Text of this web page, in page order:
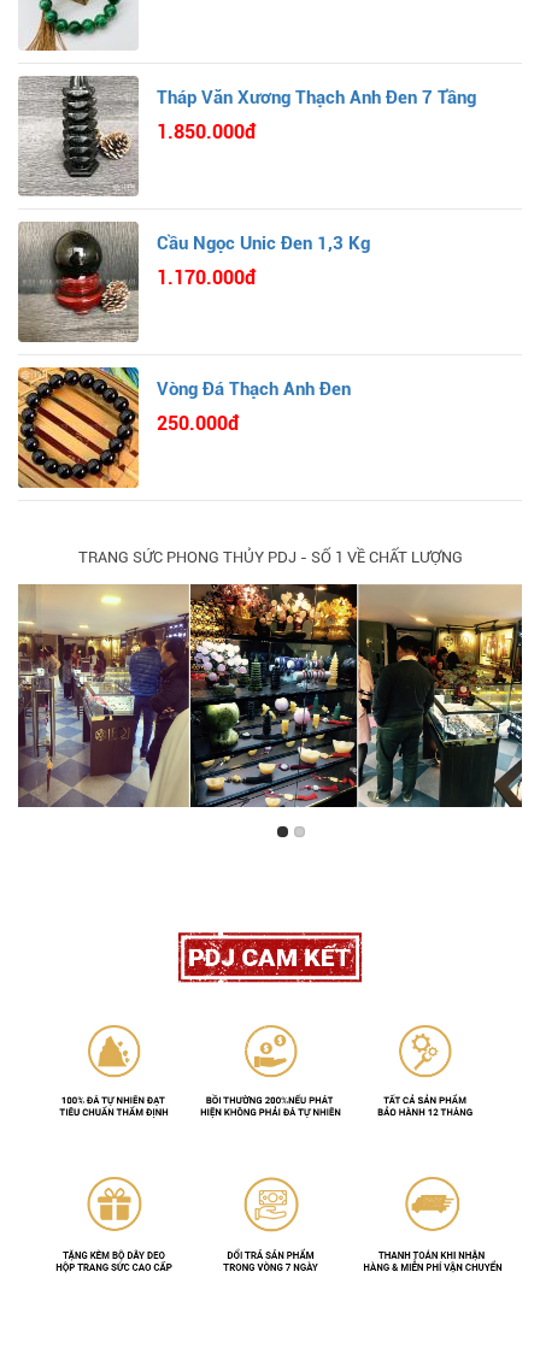
Tháp Văn Xương Thạch Anh Đen 7 Tầng
1.850.000đ
Cầu Ngọc Unic Đen 1,3 Kg
1.170.000đ
Vòng Đá Thạch Anh Đen
250.000đ
TRANG SỨC PHONG THỦY PDJ - SỐ 1 VỀ CHẤT LƯỢNG